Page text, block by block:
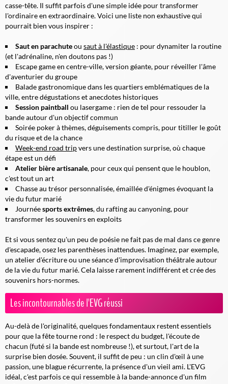
casse-tête. Il suffit parfois d'une simple idée pour transformer
l'ordinaire en extraordinaire. Voici une liste non exhaustive qui
pourrait bien vous inspirer :
Saut en parachuteou saut à l'élastique : pour dynamiter la routine
(et l'adrénaline, n'en doutons pas !)
Escape game en centre-ville, version géante, pour réveiller l'âme
d'aventurier du groupe
Balade gastronomiquedans les quartiers emblématiques de la
ville, entre dégustations et anecdotes historiques
Session paintball ou lasergame : rien de tel pour ressouder la
bande autour d'un objectif commun
Soirée poker à thèmes, déguisements compris, pour titiller le goût
du risque et de la chance
Week-end road tripvers une destination surprise, où chaque
étape est un défi
Atelier bière artisanale, pour ceux qui pensent que le houblon,
c'est tout un art
Chasse au trésor personnalisée, émaillée d'énigmes évoquant la
vie du futur marié
Journéesports extrêmes, du rafting au canyoning, pour
transformer les souvenirs en exploits
Et si vous sentez qu'un peu de poésie ne fait pas de mal dans ce genre
d'escapade, osez les parenthèses inattendues. Imaginez, par exemple,
un atelier d'écriture ou une séance d'improvisation théâtrale autour
de la vie du futur marié. Cela laisse rarement indifférent et crée des
souvenirs hors-normes.
Les incontournables de l'EVG réussi
Au-delà de l'originalité, quelques fondamentaux restent essentiels
pour que la fête tourne rond : le respect du budget, l'écoute de
chacun (futé si la bande est nombreuse !), et surtout, l'art de la
surprise bien dosée. Souvent, il suffit de peu : un clin d'œil à une
passion, une blague récurrente, la présence d'un vieil ami. L'EVG
idéal, c'est parfois ce qui ressemble à la bande-annonce d'un film